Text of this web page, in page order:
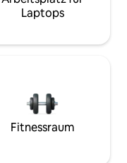
Laptops
Fitnessraum